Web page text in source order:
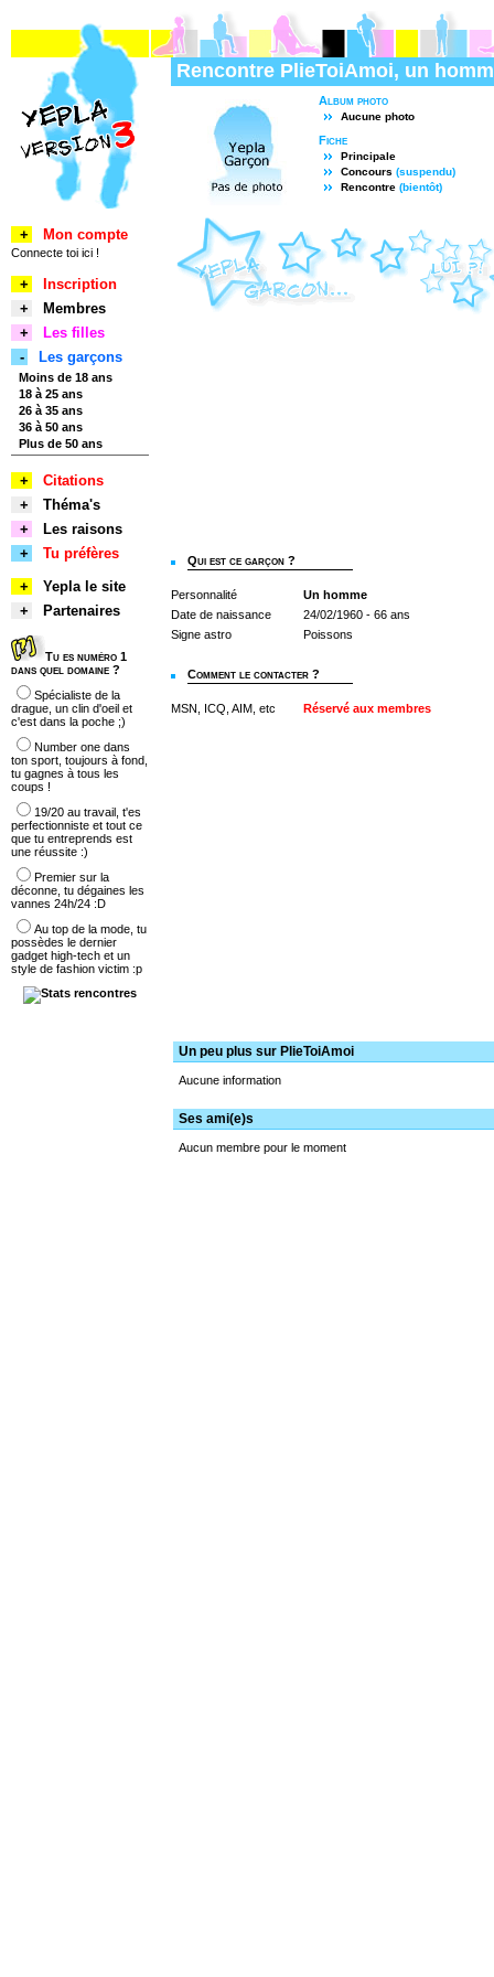
Rencontre PlieToiAmoi, un
Album photo
Aucune photo
Fiche
Principale
Concours (suspendu)
Rencontre (bientôt)
Qui est ce garçon ?
Personnalité
Un homme
Date de naissance
24/02/1960 - 66 ans
Signe astro
Poissons
Comment le contacter ?
MSN, ICQ, AIM, etc Réservé aux membres
Un peu plus sur PlieToiAmoi
Aucune information
Ses ami(e)s
Aucun membre pour le moment
+ Mon compte
Connecte toi ici !
+
Inscription
+
Membres
+
Les filles
-
Les garçons
Moins de 18 ans
18 à 25 ans
26 à 35 ans
36 à 50 ans
Plus de 50 ans
+
Citations
+
Théma's
+
Les raisons
+
Tu préfères
+
Yepla le site
+
Partenaires
Tu es numéro 1
dans quel domaine ?
Spécialiste de la
drague, un clin d'oeil et
c'est dans la poche ;)
Number one dans
ton sport, toujours à fond,
tu gagnes à tous les
coups !
19/20 au travail, t'es
perfectionniste et tout ce
que tu entreprends est
une réussite :)
Premier sur la
déconne, tu dégaines les
vannes 24h/24 :D
Au top de la mode, tu
possèdes le dernier
gadget high-tech et un
style de fashion victim :p